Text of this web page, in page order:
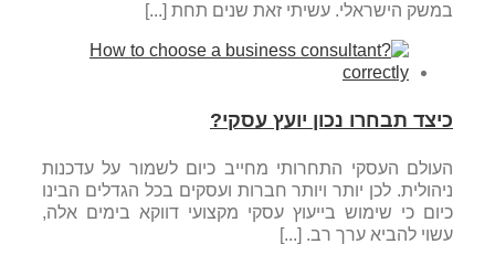
במשק הישראלי. עשיתי זאת שנים תחת [...]
כיצד תבחרו נכון יועץ עסקי?
העולם העסקי התחרותי מחייב כיום לשמור על עדכנות
ניהולית. לכן יותר ויותר חברות ועסקים בכל הגדלים הבינו
כיום כי שימוש בייעוץ עסקי מקצועי דווקא בימים אלה,
עשוי להביא ערך רב. [...]